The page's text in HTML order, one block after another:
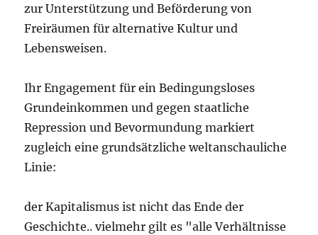
zur Unterstützung und Beförderung von
Freiräumen für alternative Kultur und
Lebensweisen.
Ihr Engagement für ein Bedingungsloses
Grundeinkommen und gegen staatliche
Repression und Bevormundung markiert
zugleich eine grundsätzliche weltanschauliche
Linie:
der Kapitalismus ist nicht das Ende der
Geschichte.. vielmehr gilt es "alle Verhältnisse